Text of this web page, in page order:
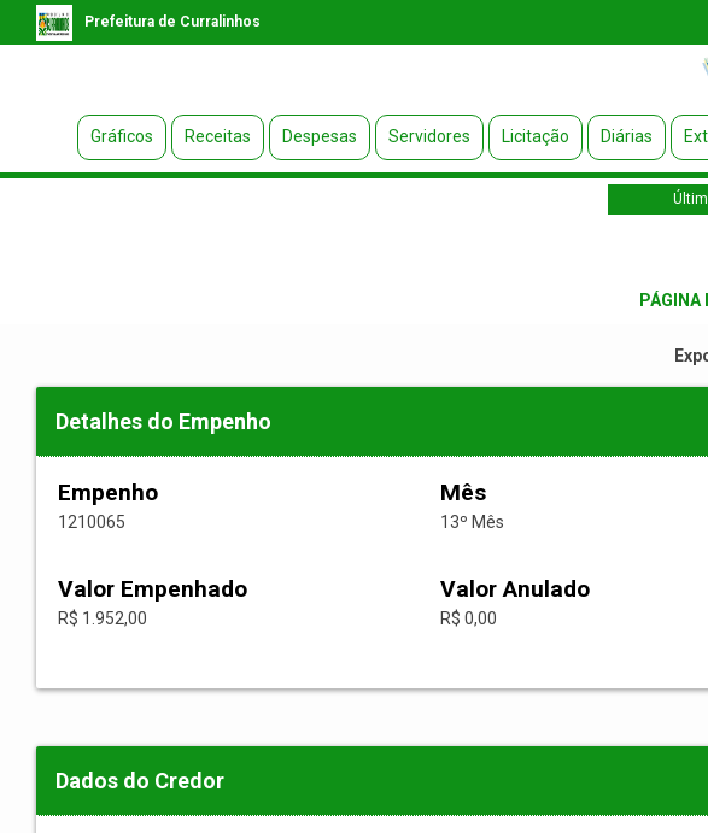
Prefeitura de Curralinhos
Gráficos Receitas Despesas Servidores Licitação Diárias
PÁGINA
Detalhes do Empenho
Empenho
1210065
Mês
13º Mês
Valor Empenhado
R$ 1.952,00
Valor Anulado
R$ 0,00
Dados do Credor